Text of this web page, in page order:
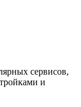
сервисов,
и